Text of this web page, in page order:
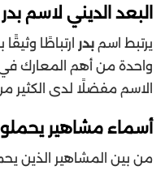
البعد الديني لاسم بدر
يرتبط اسم بدر ارتباطًا
واحدة من أهم المعارك في
الاسم مفضلًا لدى الكثير
أسماء مشاهير
من بين المشاهير الذين